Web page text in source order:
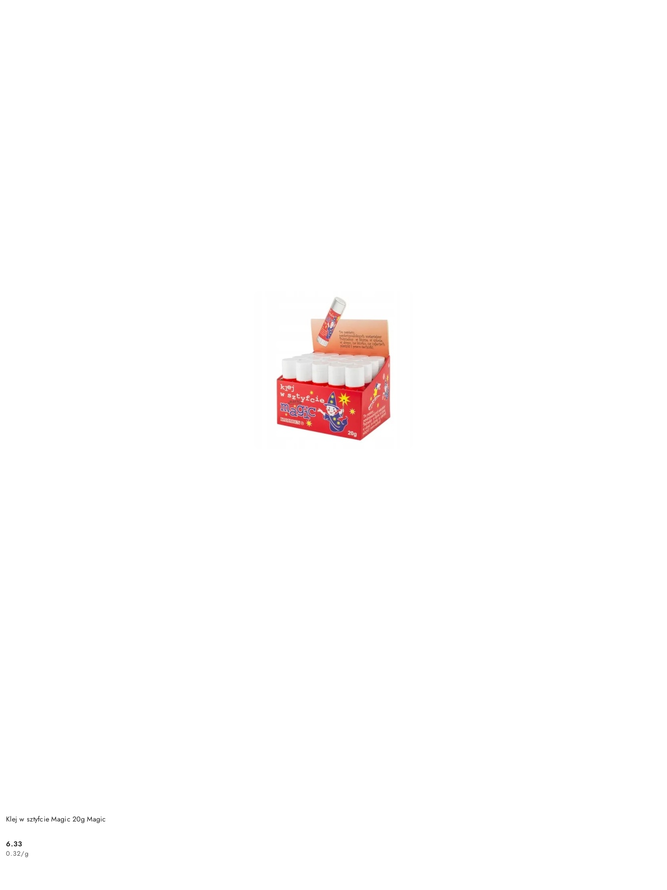
Klej w sztyfcie Magic 20g Magic
Cena:
6.33
0.32/g